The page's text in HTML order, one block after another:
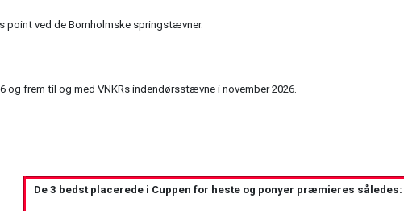
point ved de Bornholmske springstævner.
og frem til og med VNKRs indendørsstævne i november 2026.
De 3 bedst placerede i Cuppen for heste og ponyer præmieres således: